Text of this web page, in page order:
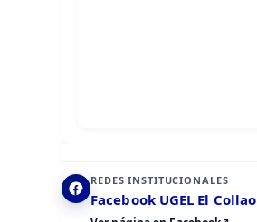
REDES INSTITUCIONALES
Facebook UGEL El Collao